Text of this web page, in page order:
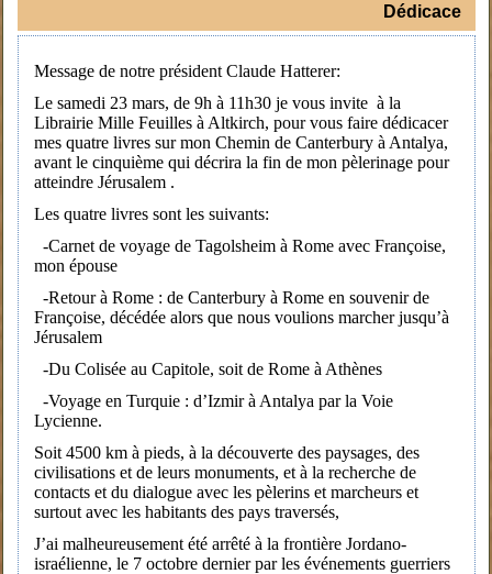
Dédicace
Message de notre président Claude Hatterer:
Le samedi 23 mars, de 9h à 11h30 je vous invite à la
Librairie Mille Feuilles à Altkirch, pour vous faire dédicacer
mes quatre livres sur mon Chemin de Canterbury à Antalya,
avant le cinquième qui décrira la fin de mon pèlerinage pour
atteindre Jérusalem .
Les quatre livres sont les suivants:
-Carnet de voyage de Tagolsheim à Rome avec Françoise,
mon épouse
-Retour à Rome : de Canterbury à Rome en souvenir de
Françoise, décédée alors que nous voulions marcher jusqu’à
Jérusalem
-Du Colisée au Capitole, soit de Rome à Athènes
-Voyage en Turquie : d’Izmir à Antalya par la Voie
Lycienne.
Soit 4500 km à pieds, à la découverte des paysages, des
civilisations et de leurs monuments, et à la recherche de
contacts et du dialogue avec les pèlerins et marcheurs et
surtout avec les habitants des pays traversés,
J’ai malheureusement été arrêté à la frontière Jordano-
israélienne, le 7 octobre dernier par les événements guerriers